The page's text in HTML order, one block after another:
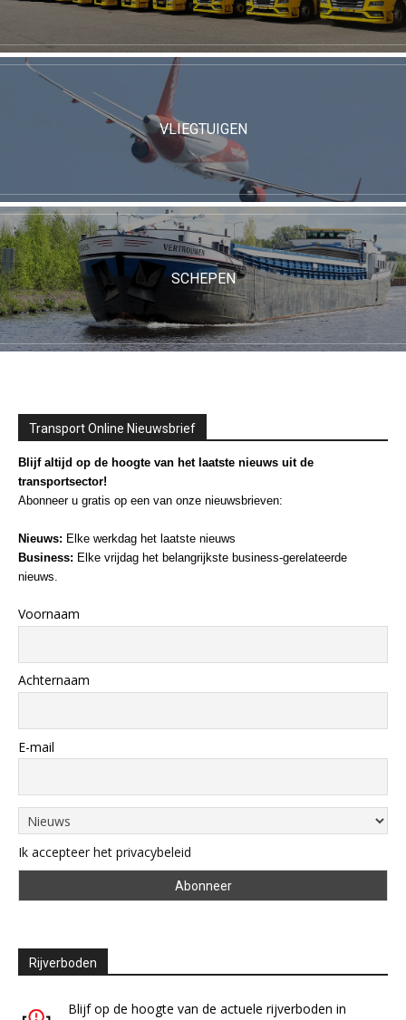
VLIEGTUIGEN
SCHEPEN
Transport Online Nieuwsbrief
Blijf altijd op de hoogte van het laatste nieuws uit de
transportsector!
Abonneer u gratis op een van onze nieuwsbrieven:
Nieuws: Elke werkdag het laatste nieuws
Business: Elke vrijdag het belangrijkste business-gerelateerde
nieuws.
Voornaam
Achternaam
E-mail
Ik accepteer het privacybeleid
Rijverboden
Blijf op de hoogte van de actuele rijverboden in